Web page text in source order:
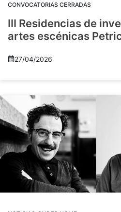
CONVOCATORIAS CERRADAS
III Residencias de
artes escénicas
27/04/2026